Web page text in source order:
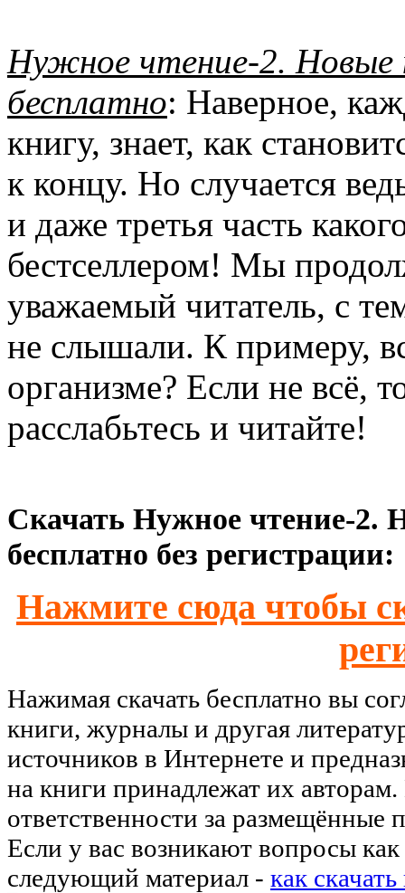
Нужное чтение-2.
бесплатно: Наверное,
книгу, знает, как
к концу. Но случается
и даже третья часть
бестселлером! Мы
уважаемый читатель, с
не слышали. К примеру,
организме? Если не всё,
расслабьтесь и читайте!
Скачать Нужное чтение-2.
бесплатно без регистрации:
Нажмите сюда чтобы
Нажимая скачать бесплатно вы
книги, журналы и другая
источников в Интернете и
на книги принадлежат их
ответственности за размещённые
Если у вас возникают вопросы как
следующий материал - как